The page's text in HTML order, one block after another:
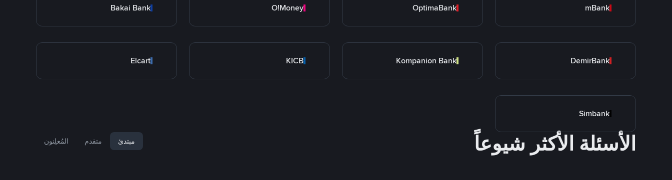
mBank
OptimaBank
O!Money
Bakai Bank
DemirBank
Kompanion Bank
KICB
Elcart
Simbank
الأسئلة الأكثر شيوعاً مبتدئ متقدم المُعلِنون